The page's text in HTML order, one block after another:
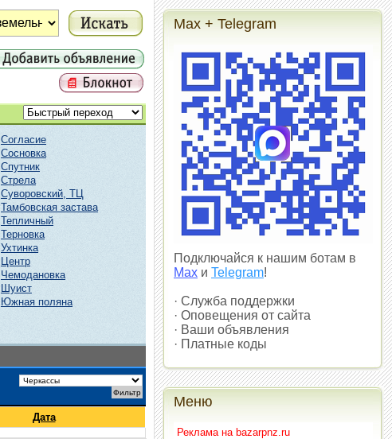
Согласие
Сосновка
Спутник
Стрела
Суворовский, ТЦ
Тамбовская застава
Тепличный
Терновка
Ухтинка
Центр
Чемодановка
Шуист
Южная поляна
Дата
Max + Telegram
Подключайся к нашим ботам в
Max и Telegram!
· Служба поддержки
· Оповещения от сайта
· Ваши объявления
· Платные коды
Меню
Реклама на bazarpnz.ru